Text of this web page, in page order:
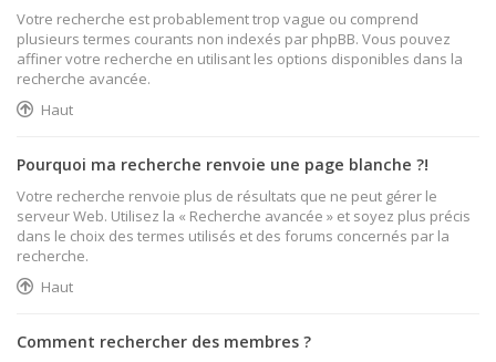
Votre recherche est probablement trop vague ou comprend
plusieurs termes courants non indexés par phpBB. Vous pouvez
affiner votre recherche en utilisant les options disponibles dans la
recherche avancée.
Haut
Pourquoi ma recherche renvoie une page blanche ?!
Votre recherche renvoie plus de résultats que ne peut gérer le
serveur Web. Utilisez la « Recherche avancée » et soyez plus précis
dans le choix des termes utilisés et des forums concernés par la
recherche.
Haut
Comment rechercher des membres ?